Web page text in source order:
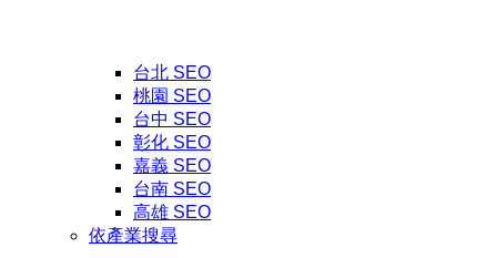
台北 SEO
桃園 SEO
台中 SEO
彰化 SEO
嘉義 SEO
台南 SEO
高雄 SEO
依產業搜尋